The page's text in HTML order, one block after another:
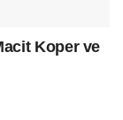
Koper ve